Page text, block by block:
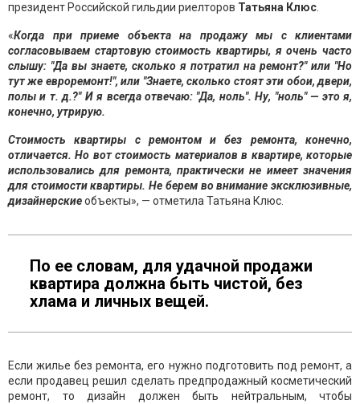
президент Российской гильдии риелторов Татьяна Клюс
«Когда при приеме объекта на продажу мы с клиентами
согласовываем стартовую стоимость квартиры, я очень часто
слышу: "Да вы знаете, сколько я потратил на ремонт?" или "Но
тут же евроремонт!", или "Знаете, сколько стоят эти обои, двери,
полы и т. д.?" И я всегда отвечаю: "Да, ноль". Ну, "ноль" — это я,
конечно, утрирую.
Стоимость квартиры с ремонтом и без ремонта, конечно,
отличается. Но вот стоимость материалов в квартире, которые
использовались для ремонта, практически не имеет значения
для стоимости квартиры. Не берем во внимание эксклюзивные,
дизайнерскиеобъекты», — отметила Татьяна Клюс.
По ее словам, для удачной продажи
квартира должна быть чистой, без
хлама и личных вещей.
Если жилье без ремонта, его нужно подготовить под ремонт, а
если продавец решил сделать предпродажный косметический
ремонт, то дизайн должен быть нейтральным, чтобы